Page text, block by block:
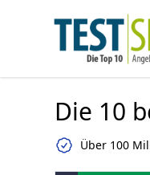
Die 10
Über 100